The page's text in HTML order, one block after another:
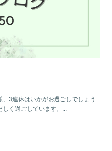
3連休はいかがお過ごしでしょう
く過ごしています。...